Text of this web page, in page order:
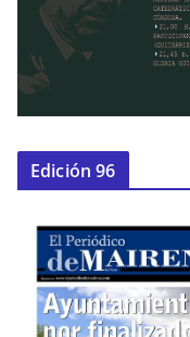
Edición 96